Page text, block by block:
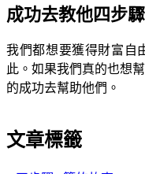
成功去教他四步驟
我們都想要獲得財富自
此。如果我們真的也想
的成功去幫助他們。
文章標籤